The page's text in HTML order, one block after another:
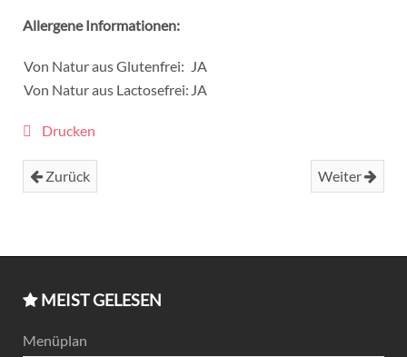
Allergene Informationen:
Von Natur aus Glutenfrei:
JA
Von Natur aus Lactosefrei: JA
Drucken
Zurück Weiter
MEIST GELESEN
Menüplan